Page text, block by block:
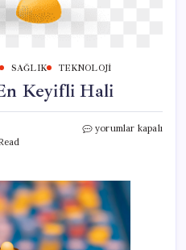
SAĞLIK TEKNOLOJI
Keyifli Hali
Para
Hali
için
yorumlar kapalı